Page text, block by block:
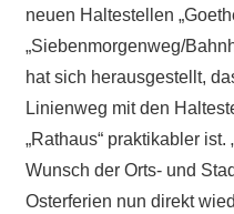
neuen Haltestellen
„Siebenmorgenweg/
hat sich herausgestellt,
Linienweg mit den
„Rathaus“ praktikabler
Wunsch der Orts- und
Osterferien nun direkt